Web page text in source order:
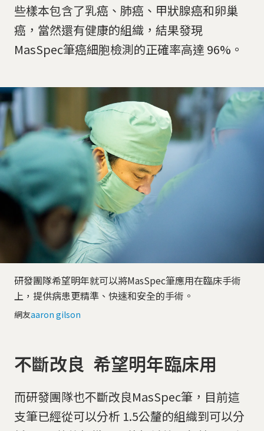
些樣本包含了乳癌、肺癌、甲狀腺癌和卵巢
癌，當然還有健康的組織，結果發現
MasSpec筆癌細胞檢測的正確率高達 96%。
研發團隊希望明年就可以將MasSpec筆應用在臨床手術
上，提供病患更精準、快速和安全的手術。
網友aaron gilson
不斷改良 希望明年臨床用
而研發團隊也不斷改良MasSpec筆，目前這
支筆已經從可以分析 1.5公釐的組織到可以分